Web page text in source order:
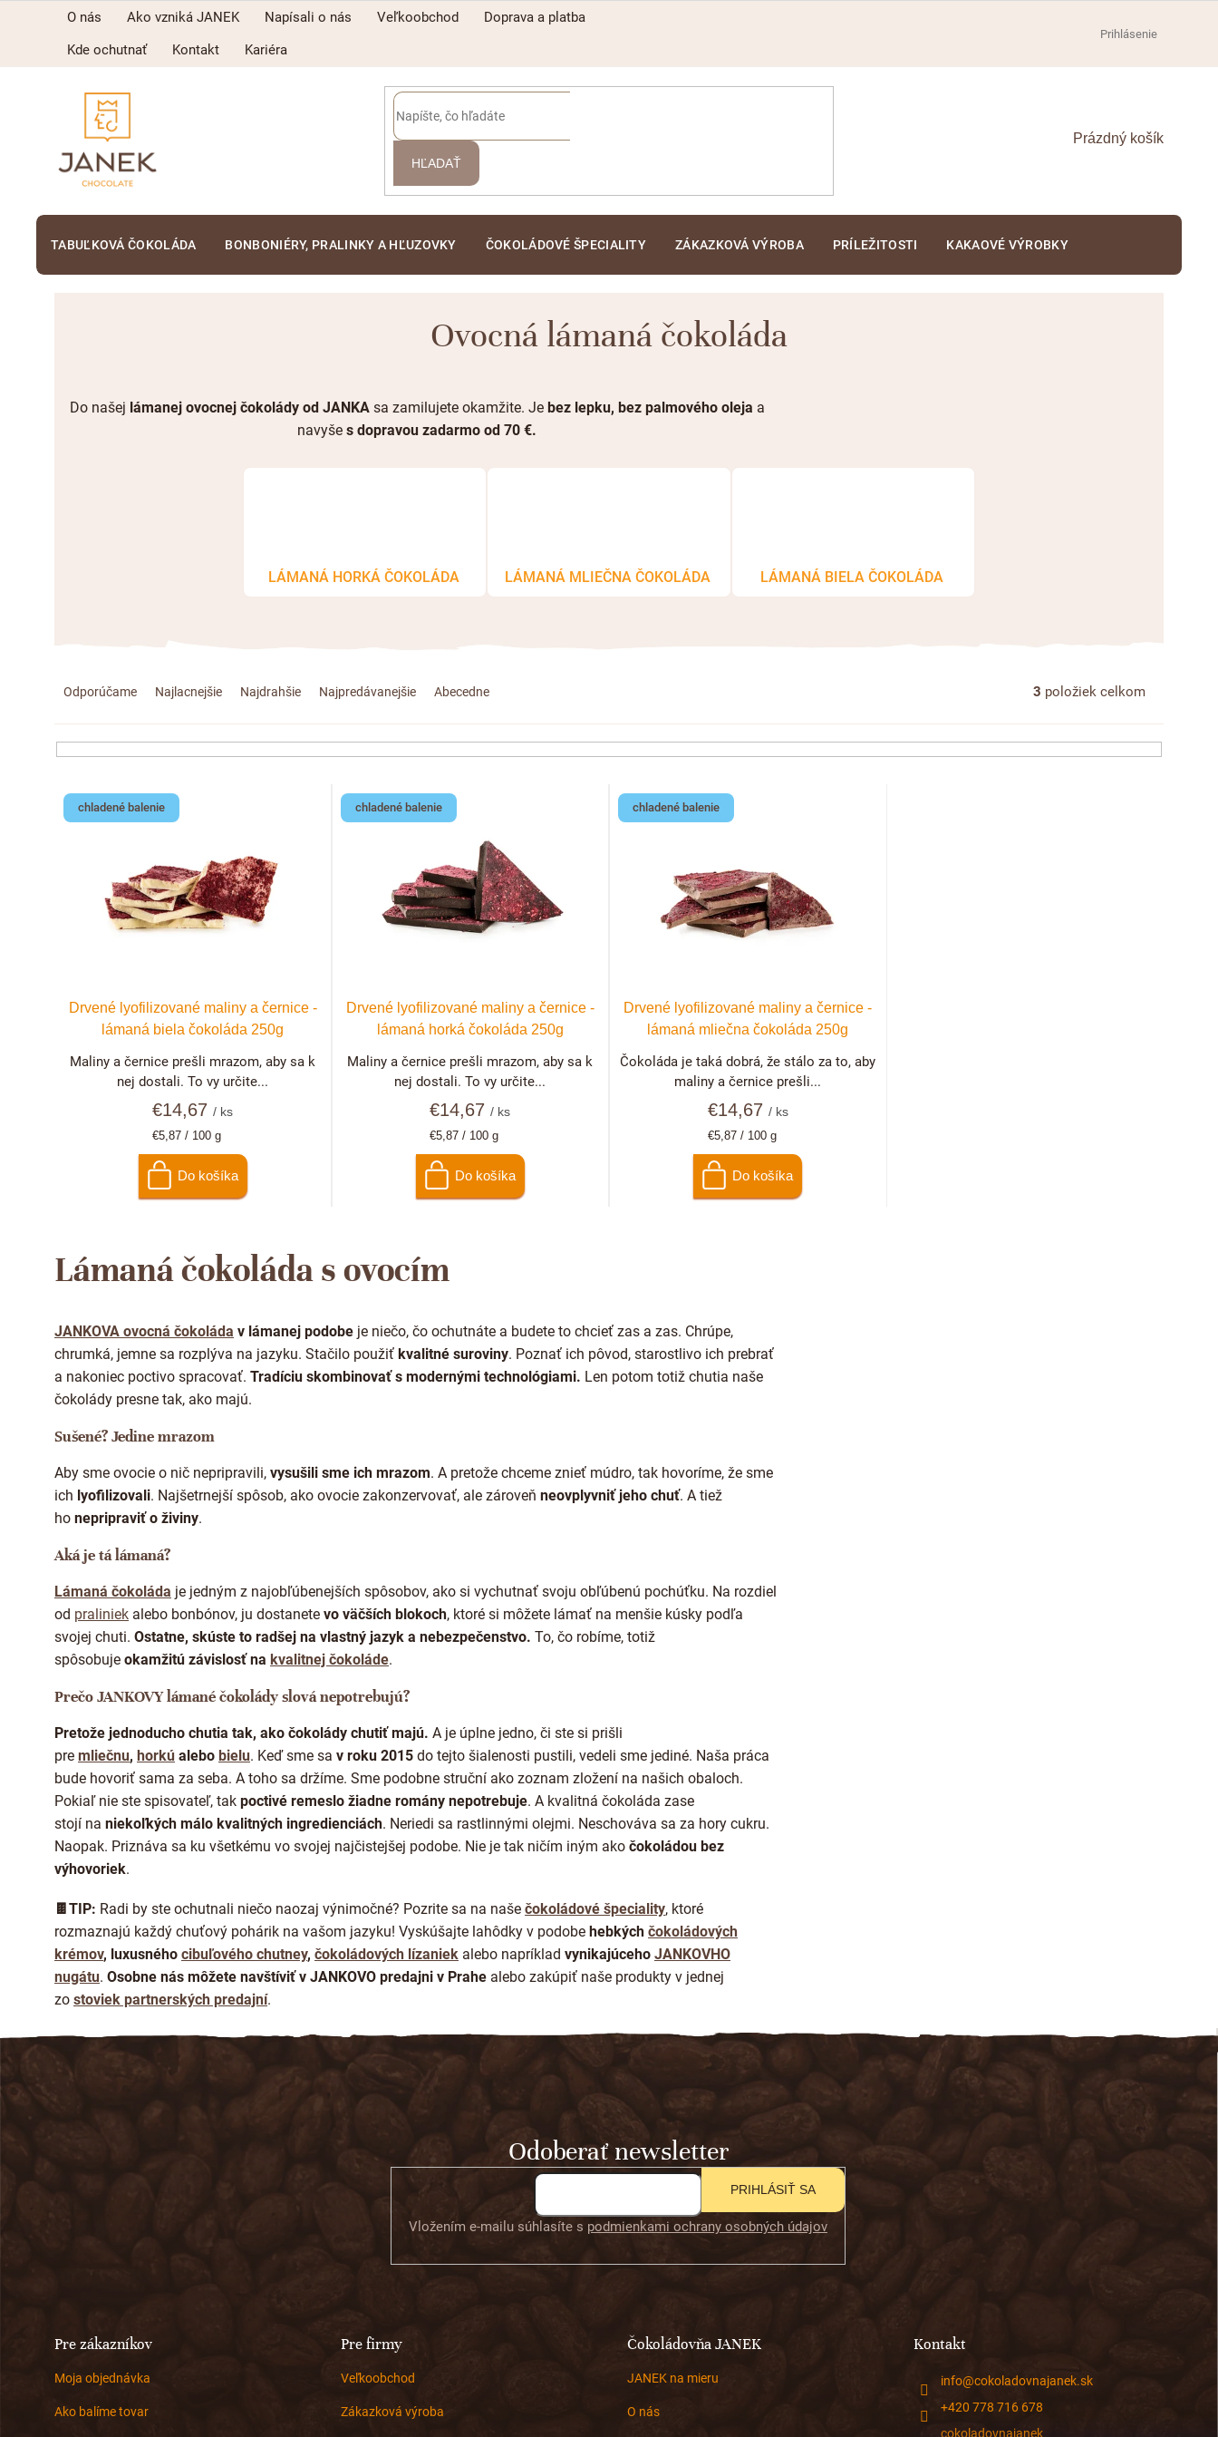
O nás Ako vzniká JANEK Napísali o nás Veľkoobchod
Doprava a platba
Kde ochutnať
Kontakt Kariéra
Prihlásenie
HĽADAŤ
NÁKUPNÝ
TABUĽKOVÁ ČOKOLÁDA BONBONIÉRY, PRALINKY A HĽUZOVKY ČOKOLÁDOVÉ ŠPECIALITY ZÁKAZKOVÁ VÝROBA PRÍLEŽITOSTI KAKAOVÉ VÝROBKY
Ovocná lámaná čokoláda
Do našej lámanej ovocnej čokolády od JANKAsa zamilujete okamžite. Je bez lepku, bez palmového oleja a
navyše s dopravou zadarmo od 70 €.
LÁMANÁ HORKÁ ČOKOLÁDA LÁMANÁ MLIEČNA ČOKOLÁDA LÁMANÁ BIELA ČOKOLÁDA
R
a
d
e
d
v
Odporúčame Najlacnejšie Najdrahšie Najpredávanejšie Abecedne 3 položiek celkom
V
p
o
v
chladené balenie
Drvené lyofilizované maliny a černice -
lámaná biela čokoláda 250g
€14,67/ ks
Jednotková
€5,87 / 100 g
Do košíka
Maliny a černice prešli mrazom, aby sa k
nej dostali. To vy určite...
chladené balenie
Drvené lyofilizované maliny a černice -
lámaná horká čokoláda 250g
€14,67/ ks
Jednotková
€5,87 / 100 g
Do košíka
Maliny a černice prešli mrazom, aby sa k
nej dostali. To vy určite...
chladené balenie
Drvené lyofilizované maliny a černice -
lámaná mliečna čokoláda 250g
€14,67 / ks
Jednotková
€5,87 / 100 g
Do košíka
Čokoláda je taká dobrá, že stálo za to, aby
maliny a černice prešli...
c
i
e
p
v
ý
p
Lámaná čokoláda s ovocím
JANKOVA ovocná čokoláda v lámanej podobe je niečo, čo ochutnáte a budete to chcieť zas a zas. Chrúpe,
chrumká, jemne sa rozplýva na jazyku. Stačilo použiť kvalitné suroviny. Poznať ich pôvod, starostlivo ich prebrať
a nakoniec poctivo spracovať. Tradíciu skombinovať s modernými technológiami. Len potom totiž chutia naše
čokolády presne tak, ako majú.
Sušené? Jedine mrazom
Aby sme ovocie o nič nepripravili, vysušili sme ich mrazom. A pretože chceme znieť múdro, tak hovoríme, že sme
ich lyofilizovali. Najšetrnejší spôsob, ako ovocie zakonzervovať, ale zároveň neovplyvniť jeho chuť. A tiež
ho nepripraviť o živiny.
Aká je tá lámaná?
Lámaná čokoláda je jedným z najobľúbenejších spôsobov, ako si vychutnať svoju obľúbenú pochúťku. Na rozdiel
od praliniek alebo bonbónov, ju dostanete vo väčších blokoch, ktoré si môžete lámať na menšie kúsky podľa
svojej chuti. Ostatne, skúste to radšej na vlastný jazyk a nebezpečenstvo. To, čo robíme, totiž
spôsobuje okamžitú závislosť na kvalitnej čokoláde.
Prečo JANKOVY lámané čokolády slová nepotrebujú?
Pretože jednoducho chutia tak, ako čokolády chutiť majú. A je úplne jedno, či ste si prišli
pre mliečnu, horkú alebo bielu. Keď sme sa v roku 2015 do tejto šialenosti pustili, vedeli sme jediné. Naša práca
bude hovoriť sama za seba. A toho sa držíme. Sme podobne struční ako zoznam zložení na našich obaloch.
Pokiaľ nie ste spisovateľ, tak poctivé remeslo žiadne romány nepotrebuje. A kvalitná čokoláda zase
stojí na niekoľkých málo kvalitných ingredienciách. Neriedi sa rastlinnými olejmi. Neschováva sa za hory cukru.
Naopak. Priznáva sa ku všetkému vo svojej najčistejšej podobe. Nie je tak ničím iným ako čokoládou bez
výhovoriek.
🍫TIP: Radi by ste ochutnali niečo naozaj výnimočné? Pozrite sa na naše čokoládové špeciality, ktoré
rozmaznajú každý chuťový pohárik na vašom jazyku! Vyskúšajte lahôdky v podobe hebkých čokoládových
krémov, luxusného cibuľového chutney, čokoládových lízaniek alebo napríklad vynikajúceho JANKOVHO
nugátu. Osobne nás môžete navštíviť v JANKOVO predajni v Prahe alebo zakúpiť naše produkty v jednej
zo stoviek partnerských predajní.
Z
á
p
ä
Odoberať newsletter
Vložením e-mailu súhlasíte s podmienkami ochrany osobných údajov
PRIHLÁSIŤ SA
Pre zákazníkov
Moja objednávka
Ako balíme tovar
Pre firmy
Veľkoobchod
Zákazková výroba
Čokoládovňa JANEK
JANEK na mieru
O nás
Kontakt
info@cokoladovnajanek.sk
+420 778 716 678
cokoladovnajanek